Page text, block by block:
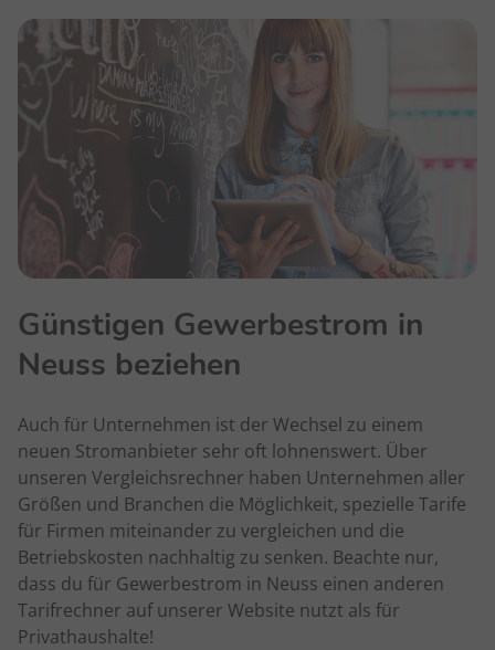
Günstigen Gewerbestrom in
Neuss beziehen
Auch für Unternehmen ist der Wechsel zu einem
neuen Stromanbieter sehr oft lohnenswert. Über
unseren Vergleichsrechner haben Unternehmen aller
Größen und Branchen die Möglichkeit, spezielle Tarife
für Firmen miteinander zu vergleichen und die
Betriebskosten nachhaltig zu senken. Beachte nur,
dass du für Gewerbestrom in Neuss einen anderen
Tarifrechner auf unserer Website nutzt als für
Privathaushalte!